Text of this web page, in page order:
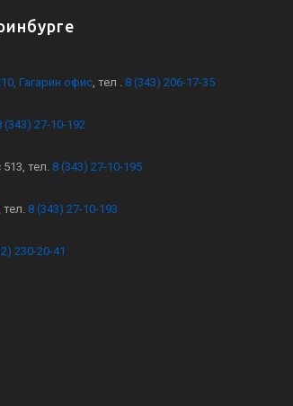
Гагарин офис , тел . 8 (343) 206-17-35
(343) 27-10-192
513, тел. 8 (343) 27-10-195
, тел. 8 (343) 27-10-193
230-20-41